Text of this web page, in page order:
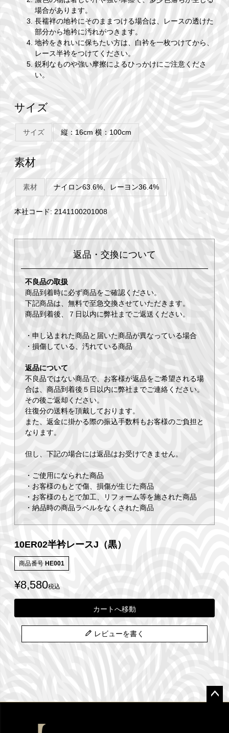
場合があります。
長襦袢の地衿にそのままつける場合は、レースの透けた
部分から地衿に汚れがつきます。
地衿をきれいに保ちたい方は、白衿を一枚つけてから、
レース半衿をつけてください。
鋭利なものや強い摩擦によるひっかけにご注意くださ
い。
サイズ
サイズ 縦：16cm 横：100cm
素材
素材 ナイロン63.6%、レーヨン36.4%
本社コード: 2141100201008
返品・交換について
不良品の取扱
商品到着時に必ず商品をご確認ください。
下記商品は、無料で至急交換させていただきます。
商品到着後、７日以内に弊社までご返送ください。
・申し込まれた商品と届いた商品が異なっている場合
・損傷している、汚れている商品
返品について
不良品ではない商品で、お客様が返品をご希望される場
合は、商品到着後５日以内に弊社までご連絡ください。
その後ご返却ください。
往復分の送料を頂戴しております。
また、返金に掛かる際の振込手数料もお客様のご負担と
なります。
但し、下記の場合には返品はお受けできません。
・ご使用になられた商品
・お客様のもとで傷、損傷が生じた商品
・お客様のもとで加工、リフォーム等を施された商品
・納品時の商品ラベルをなくされた商品
10ER02半衿レースJ（黒）
商品番号 HE001
¥8,580税込
カートへ移動
レビューを書く